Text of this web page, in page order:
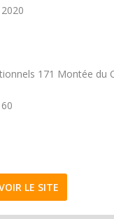
171 Montée du
LE SITE